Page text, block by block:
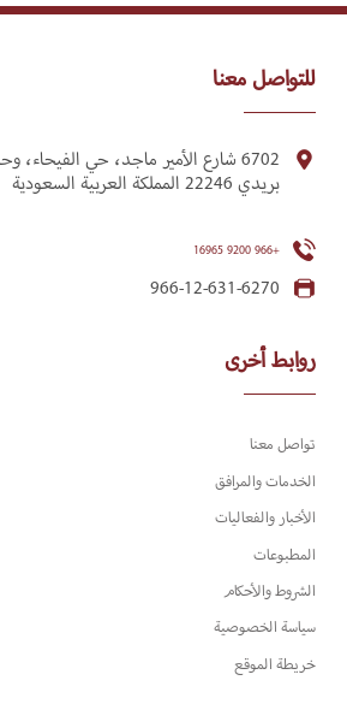
للتواصل معنا
بريدي 22246 المملكة العربية السعودية
+966 9200 16965
966-12-631-6270
روابط أخرى
تواصل معنا
الخدمات والمرافق
الأخبار والفعاليات
المطبوعات
الشروط والأحكام
سياسة الخصوصية
خريطة الموقع